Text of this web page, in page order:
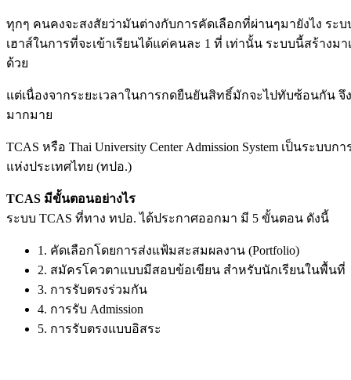
ทุกๆ คนคงจะสงสัยว่ามันต่างกับการคัดเลือกที่ผ่านๆมายังไง ระ
เฮาส์ในการที่จะเข้าเรียนได้แค่คนละ 1 ที่ เท่านั้น ระบบนี้สร้า
ด้วย
แต่เนื่องจากระยะเวลาในการกดยืนยันสิทธิ์มักจะไปทับซ้อนกัน
มากมาย
TCAS หรือ Thai University Center Admission System เป็นร
แห่งประเทศไทย (ทปอ.)
TCAS มีขั้นตอนอย่างไร
ระบบ TCAS ที่ทาง ทปอ. ได้ประกาศออกมา มี 5 ขั้นตอน ดังนี้
1. คัดเลือกโดยการส่งแฟ้มสะสมผลงาน (Portfolio)
2. สมัครโควตาแบบมีสอบข้อเขียน สำหรับนักเรียนในพื้นที่
3. การรับตรงร่วมกัน
4. การรับ Admission
5. การรับตรงแบบอิสระ